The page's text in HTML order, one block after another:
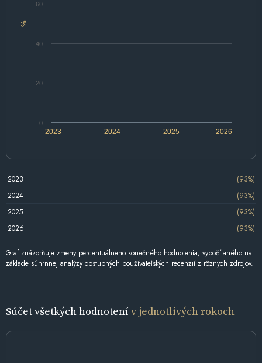
%
2024 2026
2023 2025
0
20
40
60
2023
(93%)
2024
(93%)
2025
(93%)
2026
(93%)
Graf znázorňuje zmeny percentuálneho konečného hodnotenia, vypočítaného na
základe súhrnnej analýzy dostupných používateľských recenzií z rôznych zdrojov.
Súčet všetkých hodnotenív jednotlivých rokoch